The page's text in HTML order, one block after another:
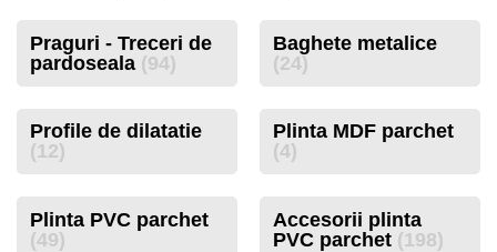
Praguri - Treceri de
pardoseala (94)
Baghete metalice
(24)
Profile de dilatatie
(12)
Plinta MDF parchet
(4)
Plinta PVC parchet
(49)
Accesorii plinta
PVC parchet (198)